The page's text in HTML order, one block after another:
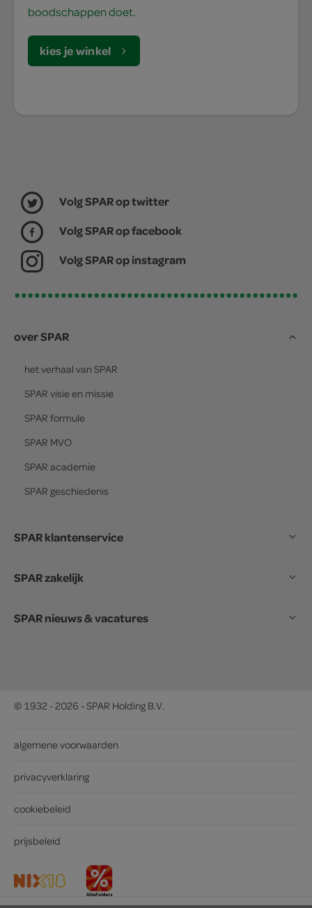
boodschappen doet.
kies je winkel
Volg SPAR op twitter
Volg SPAR op facebook
Volg SPAR op instagram
over SPAR
het verhaal van SPAR
SPAR visie en missie
SPAR formule
SPAR MVO
SPAR academie
SPAR geschiedenis
SPAR klantenservice
SPAR zakelijk
SPAR nieuws & vacatures
© 1932 - 2026 - SPAR Holding B.V.
algemene voorwaarden
privacyverklaring
cookiebeleid
prijsbeleid